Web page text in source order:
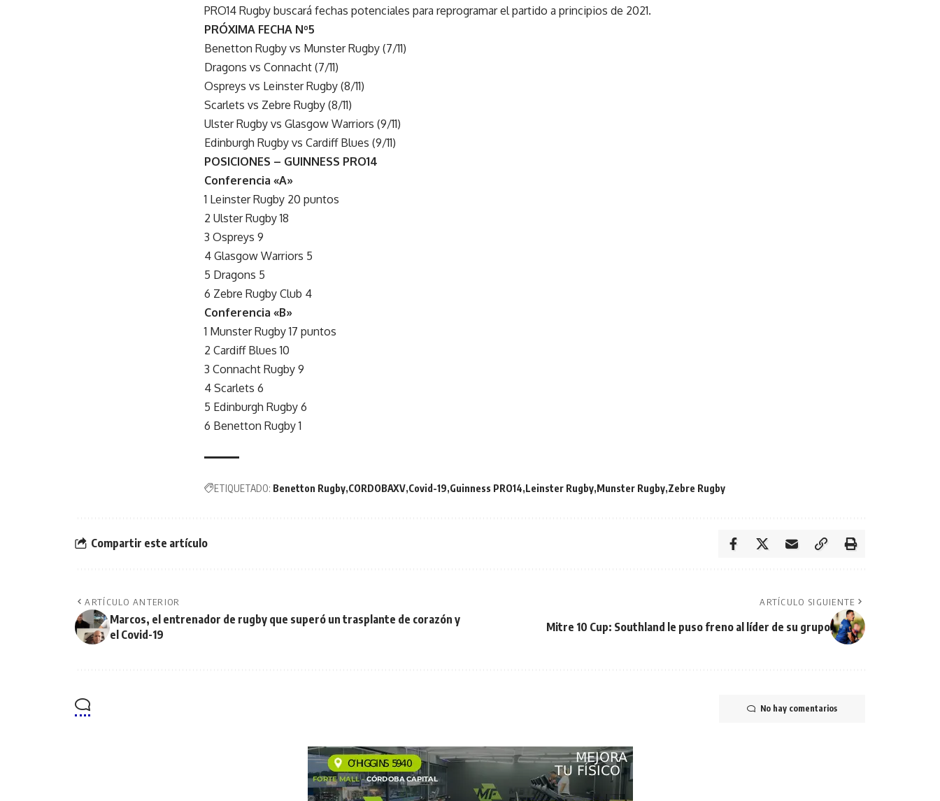
PRO14 Rugby buscará fechas potenciales para reprogramar el partido a principios de 2021.
PRÓXIMA FECHA Nº5
Benetton Rugby vs Munster Rugby (7/11)
Dragons vs Connacht (7/11)
Ospreys vs Leinster Rugby (8/11)
Scarlets vs Zebre Rugby (8/11)
Ulster Rugby vs Glasgow Warriors (9/11)
Edinburgh Rugby vs Cardiff Blues (9/11)
POSICIONES – GUINNESS PRO14
Conferencia «A»
1 Leinster Rugby 20 puntos
2 Ulster Rugby 18
3 Ospreys 9
4 Glasgow Warriors 5
5 Dragons 5
6 Zebre Rugby Club 4
Conferencia «B»
1 Munster Rugby 17 puntos
2 Cardiff Blues 10
3 Connacht Rugby 9
4 Scarlets 6
5 Edinburgh Rugby 6
6 Benetton Rugby 1
ETIQUETADO: Benetton Rugby CORDOBAXV Covid-19 Guinness PRO14 Leinster Rugby Munster Rugby Zebre Rugby
Compartir este artículo
ARTÍCULO ANTERIOR
Marcos, el entrenador de rugby que superó un trasplante de corazón y
el Covid-19
ARTÍCULO SIGUIENTE
Mitre 10 Cup: Southland le puso freno al líder de su grupo
No hay comentarios